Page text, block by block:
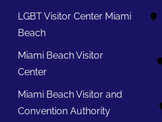
LGBT Visitor Center Miami
Beach
Miami Beach Visitor
Center
Miami Beach Visitor and
Convention Authority